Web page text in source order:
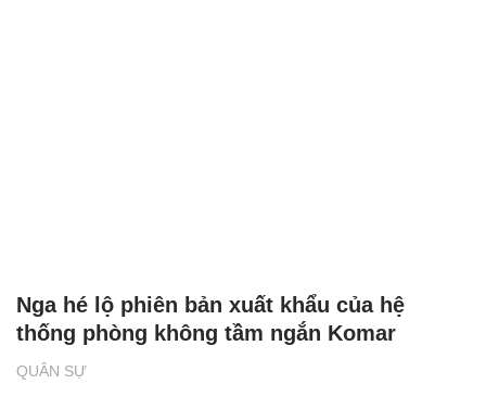
QUÂN SỰ
Nga hé lộ phiên bản xuất khẩu của hệ
thống phòng không tầm ngắn Komar